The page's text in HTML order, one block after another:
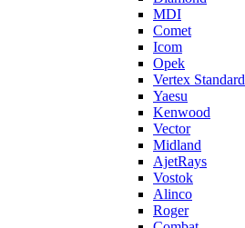
MDI
Comet
Icom
Opek
Vertex Standard
Yaesu
Kenwood
Vector
Midland
AjetRays
Vostok
Alinco
Roger